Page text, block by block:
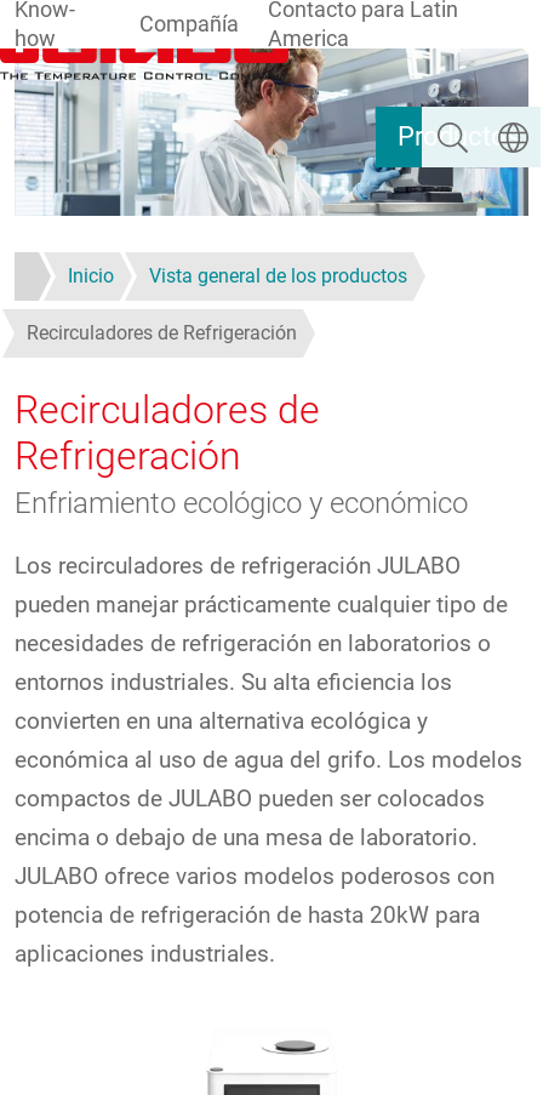
Pasar al contenido principal
Productos
Know-
how
Compañía
Contacto para Latin
America
Buscar
Inicio Vista general de los productos
Recirculadores de Refrigeración
Recirculadores de
Refrigeración
Enfriamiento ecológico y económico
Los recirculadores de refrigeración JULABO
pueden manejar prácticamente cualquier tipo de
necesidades de refrigeración en laboratorios o
entornos industriales. Su alta eficiencia los
convierten en una alternativa ecológica y
económica al uso de agua del grifo. Los modelos
compactos de JULABO pueden ser colocados
encima o debajo de una mesa de laboratorio.
JULABO ofrece varios modelos poderosos con
potencia de refrigeración de hasta 20kW para
aplicaciones industriales.